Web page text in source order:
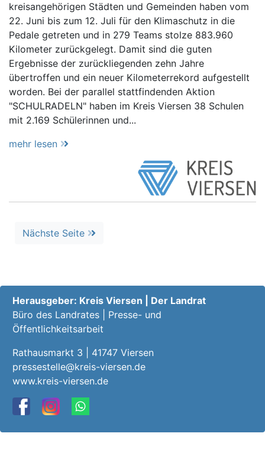
kreisangehörigen Städten und Gemeinden haben vom
22. Juni bis zum 12. Juli für den Klimaschutz in die
Pedale getreten und in 279 Teams stolze 883.960
Kilometer zurückgelegt. Damit sind die guten
Ergebnisse der zurückliegenden zehn Jahre
übertroffen und ein neuer Kilometerrekord aufgestellt
worden. Bei der parallel stattfindenden Aktion
"SCHULRADELN" haben im Kreis Viersen 38 Schulen
mit 2.169 Schülerinnen und...
mehr lesen
Nächste Seite
Herausgeber: Kreis Viersen | Der Landrat
Büro des Landrates | Presse- und
Öffentlichkeitsarbeit
Rathausmarkt 3 | 41747 Viersen
pressestelle@kreis-viersen.de
www.kreis-viersen.de